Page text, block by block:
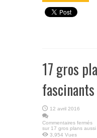
17 gros
12 avril 2016
Commentaires fermés
sur 17 gros plans
3,954 Vues